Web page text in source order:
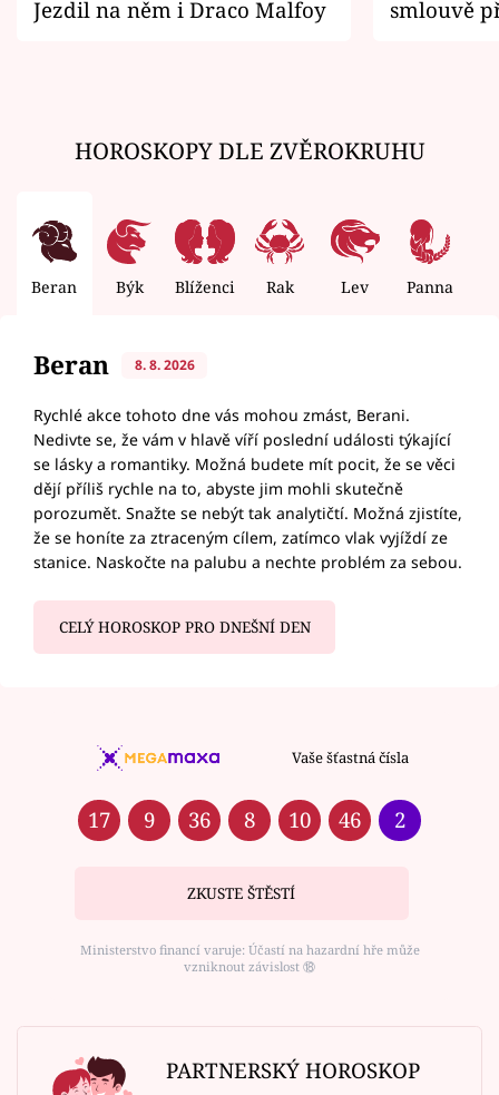
Jezdil na něm i Draco Malfoy
smlouvě
HOROSKOPY DLE ZVĚROKRUHU
Beran Býk Blíženci Rak Lev Panna
Beran 8. 8. 2026
Rychlé akce tohoto dne vás mohou zmást, Berani.
Nedivte se, že vám v hlavě víří poslední události týkající
se lásky a romantiky. Možná budete mít pocit, že se věci
dějí příliš rychle na to, abyste jim mohli skutečně
porozumět. Snažte se nebýt tak analytičtí. Možná zjistíte,
že se honíte za ztraceným cílem, zatímco vlak vyjíždí ze
stanice. Naskočte na palubu a nechte problém za sebou.
CELÝ HOROSKOP PRO DNEŠNÍ DEN
Vaše šťastná čísla
17 9 36 8 10 46 2
ZKUSTE ŠTĚSTÍ
Ministerstvo financí varuje: Účastí na hazardní hře může
vzniknout závislost ⑱
PARTNERSKÝ HOROSKOP